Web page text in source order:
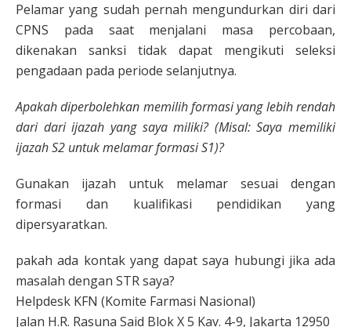
Pelamar yang sudah pernah mengundurkan diri dari
CPNS pada saat menjalani masa percobaan,
dikenakan sanksi tidak dapat mengikuti seleksi
pengadaan pada periode selanjutnya.
Apakah diperbolehkan memilih formasi yang lebih rendah
dari dari ijazah yang saya miliki? (Misal: Saya memiliki
ijazah S2 untuk melamar formasi S1)?
Gunakan ijazah untuk melamar sesuai dengan
formasi dan kualifikasi pendidikan yang
dipersyaratkan.
pakah ada kontak yang dapat saya hubungi jika ada
masalah dengan STR saya?
Helpdesk KFN (Komite Farmasi Nasional)
Jalan H.R. Rasuna Said Blok X 5 Kav. 4-9, Jakarta 12950